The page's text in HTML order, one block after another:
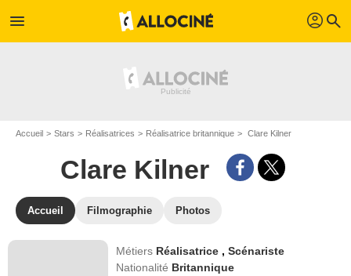
menu profil search
Accueil Stars Réalisatrices Réalisatrice britannique Clare Kilner
Clare Kilner
Accueil Filmographie Photos
Métiers Réalisatrice ,Scénariste
Nationalité Britannique